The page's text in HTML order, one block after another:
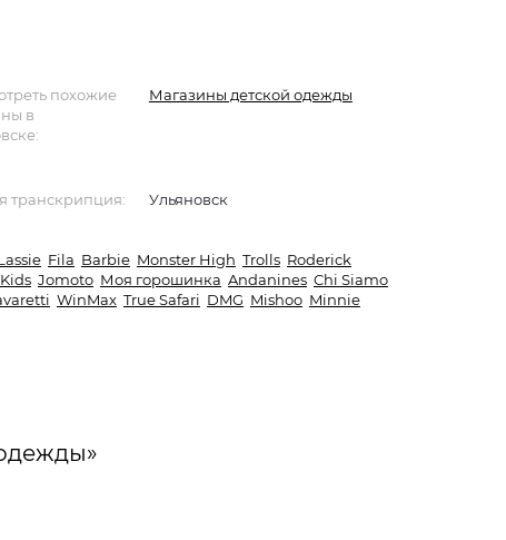
похожие
в
Магазины детской одежды
транскрипция: Ульяновск
Fila Barbie Monster High Trolls Roderick
Jomoto Моя горошинка Andanines Chi Siamo
WinMax True Safari DMG Mishoo Minnie